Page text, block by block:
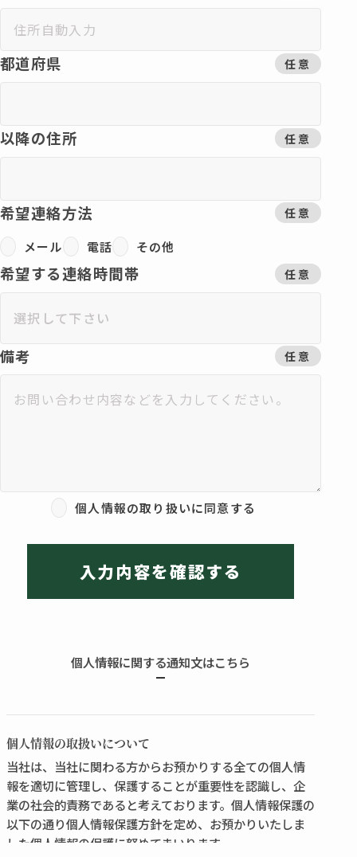
任意
都道府県
任意
以降の住所
任意
希望連絡方法
メール 電話 その他
任意
希望する連絡時間帯
任意
備考
個人情報の取り扱いに同意する
入力内容を確認する
個人情報に関する通知文はこちら
個人情報の取扱いについて
当社は、当社に関わる方からお預かりする全ての個人情
報を適切に管理し、保護することが重要性を認識し、企
業の社会的責務であると考えております。個人情報保護の
以下の通り個人情報保護方針を定め、お預かりいたしま
した個人情報の保護に努めてまいります。